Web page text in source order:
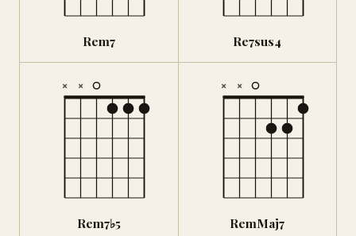
Rem7 Re7sus4
× ×
Rem7♭5
× ×
RemMaj7